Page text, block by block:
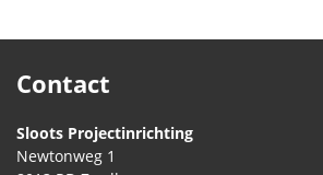
Contact
Sloots Projectinrichting
Newtonweg 1